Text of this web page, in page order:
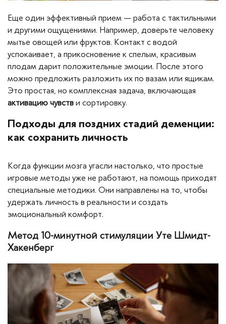
Еще один эффективный прием — работа с тактильными
и другими ощущениями. Например, доверьте человеку
мытье овощей или фруктов. Контакт с водой
успокаивает, а прикосновение к спелым, красивым
плодам дарит положительные эмоции. После этого
можно предложить разложить их по вазам или ящикам.
Это простая, но комплексная задача, включающая
активацию чувств и сортировку.
Подходы для поздних стадий деменции:
как сохранить личность
Когда функции мозга угасли настолько, что простые
игровые методы уже не работают, на помощь приходят
специальные методики. Они направлены на то, чтобы
удержать личность в реальности и создать
эмоциональный комфорт.
Метод 10-минутной стимуляции Уте Шмидт-
Хакенберг